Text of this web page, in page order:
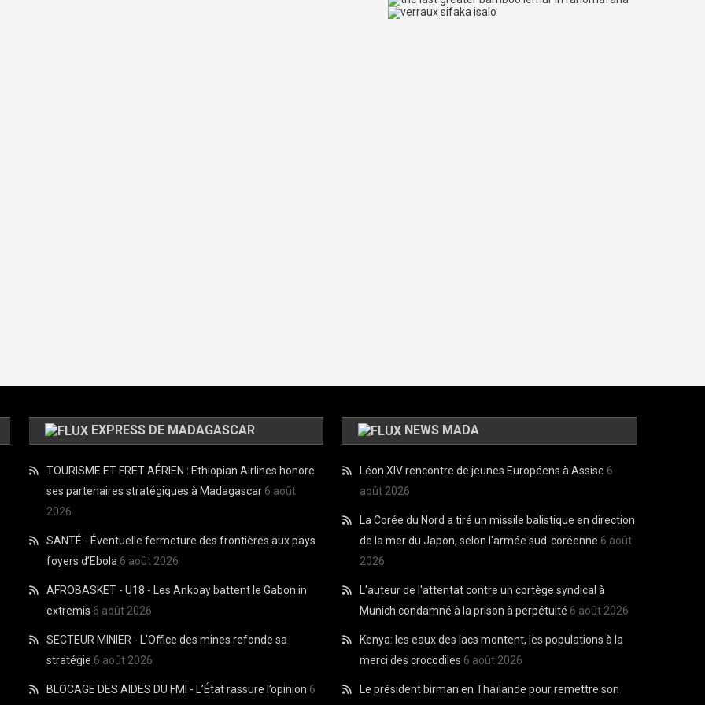
EXPRESS DE MADAGASCAR
TOURISME ET FRET AÉRIEN : Ethiopian Airlines honore
ses partenaires stratégiques à Madagascar 6 août
2026
SANTÉ - Éventuelle fermeture des frontières aux pays
foyers d’Ebola 6 août 2026
AFROBASKET - U18 - Les Ankoay battent le Gabon in
extremis 6 août 2026
SECTEUR MINIER - L’Office des mines refonde sa
stratégie 6 août 2026
BLOCAGE DES AIDES DU FMI - L’État rassure l’opinion 6
NEWS MADA
Léon XIV rencontre de jeunes Européens à Assise 6
août 2026
La Corée du Nord a tiré un missile balistique en direction
de la mer du Japon, selon l'armée sud-coréenne 6 août
2026
L'auteur de l'attentat contre un cortège syndical à
Munich condamné à la prison à perpétuité 6 août 2026
Kenya: les eaux des lacs montent, les populations à la
merci des crocodiles 6 août 2026
Le président birman en Thaïlande pour remettre son